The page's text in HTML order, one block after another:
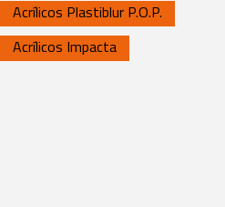
Acrílicos Plastiblur P.O.P.
Acrílicos Impacta